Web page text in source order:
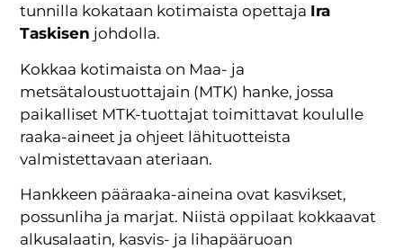
tunnilla kokataan kotimaista opettaja Ira
Taskisen johdolla.
Kokkaa kotimaista on Maa- ja
metsätaloustuottajain (MTK) hanke, jossa
paikalliset MTK-tuottajat toimittavat koululle
raaka-aineet ja ohjeet lähituotteista
valmistettavaan ateriaan.
Hankkeen pääraaka-aineina ovat kasvikset,
possunliha ja marjat. Niistä oppilaat kokkaavat
alkusalaatin, kasvis- ja lihapääruoan